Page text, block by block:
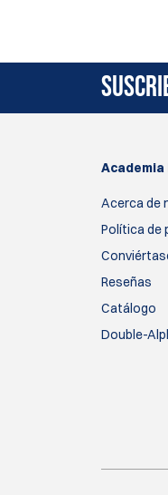
Academia
Acerca de
Política de
Reseñas
Catálogo
Double-